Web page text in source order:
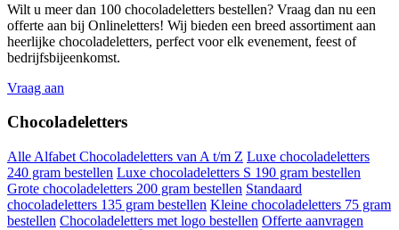
Wilt u meer dan 100 chocoladeletters bestellen? Vraag dan nu een
offerte aan bij Onlineletters! Wij bieden een breed assortiment aan
heerlijke chocoladeletters, perfect voor elk evenement, feest of
bedrijfsbijeenkomst.
Vraag aan
Chocoladeletters
Alle Alfabet Chocoladeletters van A t/m Z Luxe chocoladeletters
240 gram bestellen Luxe chocoladeletters S 190 gram bestellen
Grote chocoladeletters 200 gram bestellen Standaard
chocoladeletters 135 gram bestellen Kleine chocoladeletters 75 gram
bestellen Chocoladeletters met logo bestellen Offerte aanvragen